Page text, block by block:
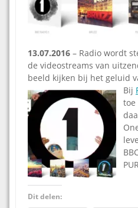
13.07.2016 – Radio wordt
de videostreams van
beeld kijken bij het geluid
Bij
toe
Dit delen: